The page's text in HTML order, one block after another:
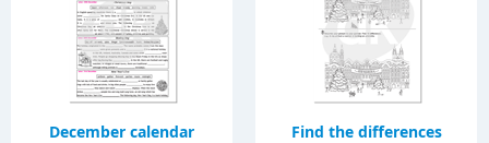
December calendar
Find the differences